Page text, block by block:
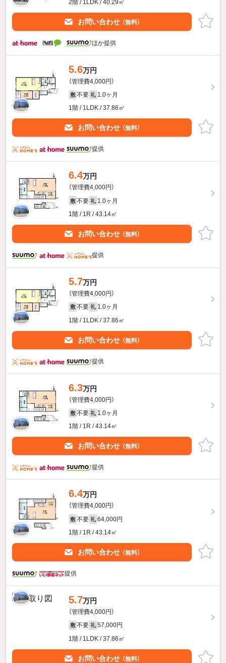
2階 / 1LDK / 40.29㎡
お問い合わせ （無料）
ほか提供
5.6万円
（管理費4,000円）
敷 不要 礼 1.0ヶ月
1階 / 1LDK / 37.86㎡
お問い合わせ （無料）
提供
6.4万円
（管理費4,000円）
敷 不要 礼 1.0ヶ月
1階 / 1R / 43.14㎡
お問い合わせ （無料）
提供
5.7万円
（管理費4,000円）
敷 不要 礼 1.0ヶ月
1階 / 1LDK / 37.86㎡
お問い合わせ （無料）
提供
6.3万円
（管理費4,000円）
敷 不要 礼 1.0ヶ月
1階 / 1R / 43.14㎡
お問い合わせ （無料）
提供
6.4万円
（管理費4,000円）
敷 不要 礼 64,000円
1階 / 1R / 43.14㎡
お問い合わせ （無料）
提供
5.7万円
（管理費4,000円）
敷 不要 礼 57,000円
1階 / 1LDK / 37.86㎡
お問い合わせ （無料）